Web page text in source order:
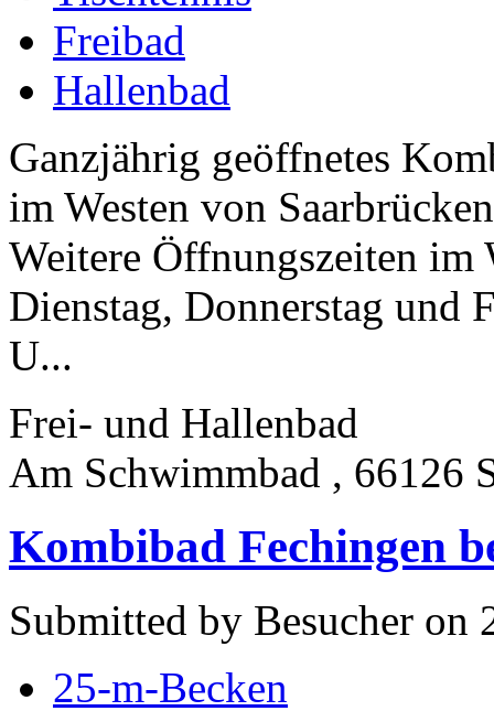
Freibad
Hallenbad
Ganzjährig geöffnetes
im Westen von
Weitere Öffnungszeiten
Dienstag, Donnerstag und
U...
Frei- und Hallenbad
Am Schwimmbad , 66126
Kombibad Fechingen
Submitted by Besucher on
25-m-Becken